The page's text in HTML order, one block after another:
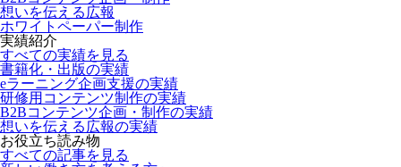
想いを伝える広報
ホワイトペーパー制作
実績紹介
すべての実績を見る
書籍化・出版の実績
eラーニング企画支援の実績
研修用コンテンツ制作の実績
B2Bコンテンツ企画・制作の実績
想いを伝える広報の実績
お役立ち読み物
すべての記事を見る